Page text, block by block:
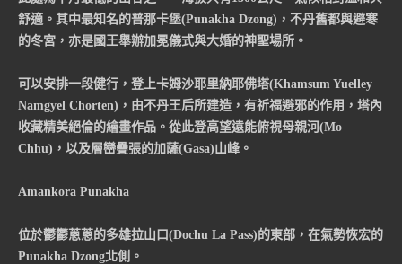
舒適。其中最知名的普那卡堡(Punakha Dzong)，不丹舊都與避寒
的冬宮，亦是國王舉辦加冕儀式與大婚的神聖場所。
可以安排一段健行，登上卡姆沙耶里納耶佛塔(Khamsum Yuelley
Namgyel Chorten)，由不丹王后所建造，有祈福避邪的作用，塔內
收藏精美絕倫的繪畫作品。從此登高望遠能俯視母親河(Mo
Chhu)，以及層巒疊張的加薩(Gasa)山峰。
Amankora Punakha
位於鬱鬱蔥蔥的多雄拉山口(Dochu La Pass)的東部，在氣勢恢宏的
Punakha Dzong北側。